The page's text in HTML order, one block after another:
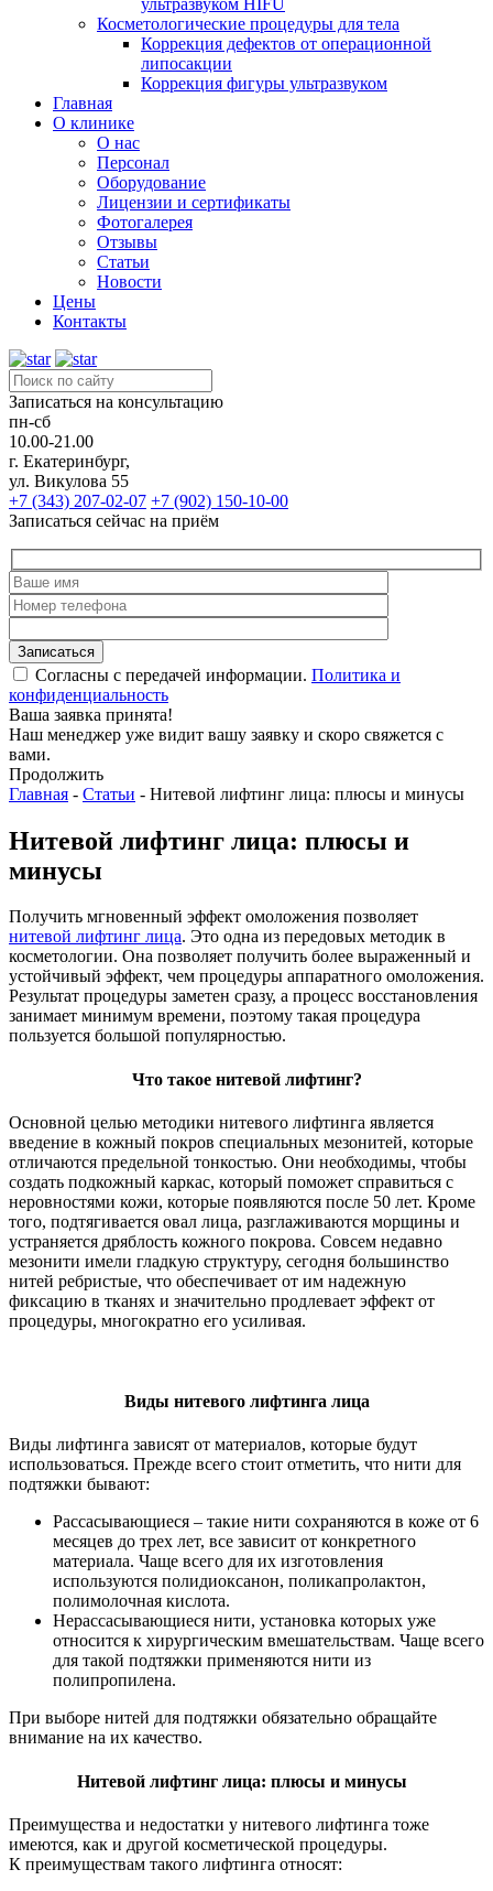
ультразвуком HIFU
Косметологические процедуры для тела
Коррекция дефектов от операционной
липосакции
Коррекция фигуры ультразвуком
Главная
О клинике
О нас
Персонал
Оборудование
Лицензии и сертификаты
Фотогалерея
Отзывы
Статьи
Новости
Цены
Контакты
Записаться на консультацию
пн-сб
10.00-21.00
г. Екатеринбург,
ул. Викулова 55
+7 (343) 207-02-07 +7 (902) 150-10-00
Записаться сейчас на приём
Согласны с передачей информации. Политика и
конфиденциальность
Ваша заявка принята!
Наш менеджер уже видит вашу заявку и скоро свяжется с
вами.
Продолжить
Главная - Статьи - Нитевой лифтинг лица: плюсы и минусы
Нитевой лифтинг лица: плюсы и
минусы
Получить мгновенный эффект омоложения позволяет
нитевой лифтинг лица. Это одна из передовых методик в
косметологии. Она позволяет получить более выраженный и
устойчивый эффект, чем процедуры аппаратного омоложения.
Результат процедуры заметен сразу, а процесс восстановления
занимает минимум времени, поэтому такая процедура
пользуется большой популярностью.
Что такое нитевой лифтинг?
Основной целью методики нитевого лифтинга является
введение в кожный покров специальных мезонитей, которые
отличаются предельной тонкостью. Они необходимы, чтобы
создать подкожный каркас, который поможет справиться с
неровностями кожи, которые появляются после 50 лет. Кроме
того, подтягивается овал лица, разглаживаются морщины и
устраняется дряблость кожного покрова. Совсем недавно
мезонити имели гладкую структуру, сегодня большинство
нитей ребристые, что обеспечивает от им надежную
фиксацию в тканях и значительно продлевает эффект от
процедуры, многократно его усиливая.
Виды нитевого лифтинга лица
Виды лифтинга зависят от материалов, которые будут
использоваться. Прежде всего стоит отметить, что нити для
подтяжки бывают:
Рассасывающиеся – такие нити сохраняются в коже от 6
месяцев до трех лет, все зависит от конкретного
материала. Чаще всего для их изготовления
используются полидиоксанон, поликапролактон,
полимолочная кислота.
Нерассасывающиеся нити, установка которых уже
относится к хирургическим вмешательствам. Чаще всего
для такой подтяжки применяются нити из
полипропилена.
При выборе нитей для подтяжки обязательно обращайте
внимание на их качество.
Нитевой лифтинг лица: плюсы и минусы
Преимущества и недостатки у нитевого лифтинга тоже
имеются, как и другой косметической процедуры.
К преимуществам такого лифтинга относят: